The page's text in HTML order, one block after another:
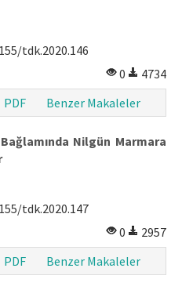
tdk.2020.146
0
4734
PDF Benzer Makaleler
Nilgün Marmara
tdk.2020.147
0
2957
PDF Benzer Makaleler